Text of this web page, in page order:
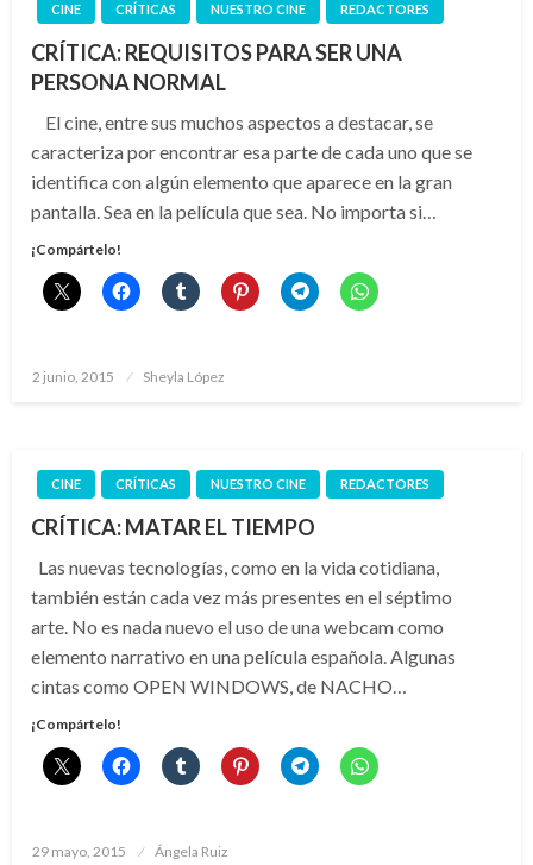
CINE CRÍTICAS NUESTRO CINE REDACTORES
CRÍTICA: REQUISITOS PARA SER UNA
PERSONA NORMAL
El cine, entre sus muchos aspectos a destacar, se
caracteriza por encontrar esa parte de cada uno que se
identifica con algún elemento que aparece en la gran
pantalla. Sea en la película que sea. No importa si…
¡Compártelo!
Publicado
2 junio, 2015 Sheyla López
CINE CRÍTICAS NUESTRO CINE REDACTORES
CRÍTICA: MATAR EL TIEMPO
Las nuevas tecnologías, como en la vida cotidiana,
también están cada vez más presentes en el séptimo
arte. No es nada nuevo el uso de una webcam como
elemento narrativo en una película española. Algunas
cintas como OPEN WINDOWS, de NACHO…
¡Compártelo!
Publicado
29 mayo, 2015 Ángela Ruiz